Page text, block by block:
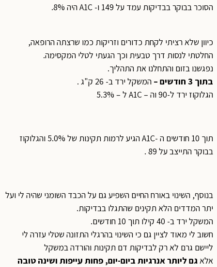
הסוכר בבוקר בבדיקות עמד על 149 ו- A1C היה 8%.
כיוון שלא רציתי לקחת כדורים וזריקות כמו שרצתה הרופאה,
החלטתי לנסות דרך טבעית וכך הגעתי לטלי המקסימה.
נפגשנו בזום והתחלנו את התהליך.
בתוך 3 חודשים –
המשקל ירד ב- 26 ק"ג .
הגלוקוז ירד ל-90 וה – A1C ל – 5.3%
תוך 10 חודשים ה -A1C הגיע לרמות תקינות של 5.0% והגלוקוז
בבוקר התייצב על 89 .
בנוסף, השינוי באורח החיים השפיע גם על הכבד השומני שהיה לי ועל
יתר המדדים הלא תקינים שהתגלו בבדיקות.
המשקל ירד ב- 40 קילו תוך 10 חודשים.
חשוב לי מאוד לציין גם כי השינוי בהרגלי התזונה שטלי עזרה לי
ליישם גרם לא רק לבדיקות דם תקינות והורדה במשקל
אלאגם ליותר אנרגיות ביום-יום, פחות עייפות ושינה טובה